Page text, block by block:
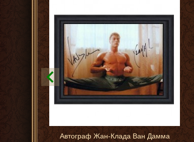
Автограф Жан-Клада Ван Дамма